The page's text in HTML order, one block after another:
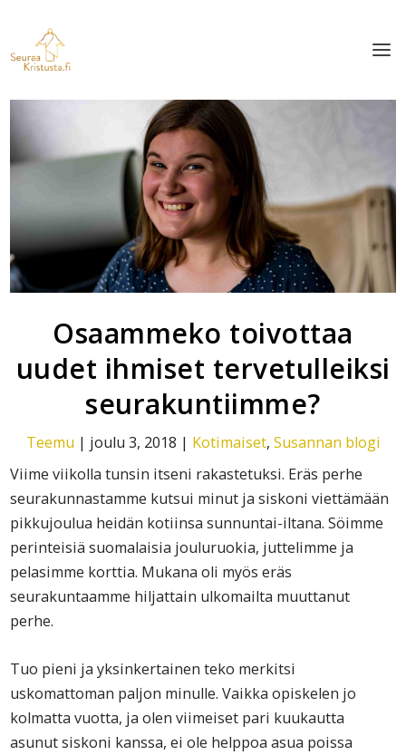
Osaammeko toivottaa
uudet ihmiset tervetulleiksi
seurakuntiimme?
Teemu | joulu 3, 2018 | Kotimaiset, Susannan blogi
Viime viikolla tunsin itseni rakastetuksi. Eräs perhe
seurakunnastamme kutsui minut ja siskoni viettämään
pikkujoulua heidän kotiinsa sunnuntai-iltana. Söimme
perinteisiä suomalaisia jouluruokia, juttelimme ja
pelasimme korttia. Mukana oli myös eräs
seurakuntaamme hiljattain ulkomailta muuttanut
perhe.
Tuo pieni ja yksinkertainen teko merkitsi
uskomattoman paljon minulle. Vaikka opiskelen jo
kolmatta vuotta, ja olen viimeiset pari kuukautta
asunut siskoni kanssa, ei ole helppoa asua poissa